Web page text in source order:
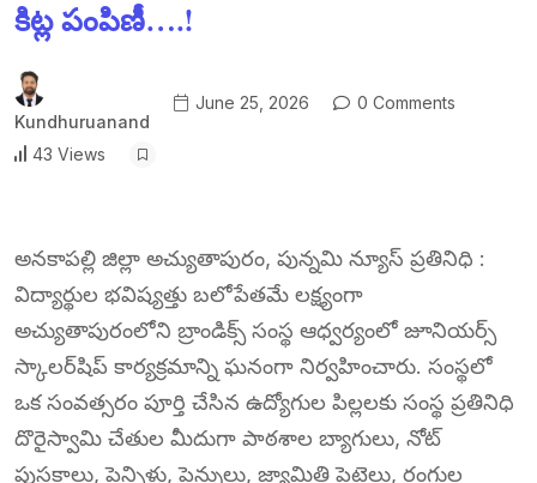
కిట్ల పంపిణీ….!
Kundhuruanand
June 25, 2026 0 Comments
43 Views
అనకాపల్లి జిల్లా అచ్యుతాపురం, పున్నమి న్యూస్ ప్రతినిధి :
విద్యార్థుల భవిష్యత్తు బలోపేతమే లక్ష్యంగా
అచ్యుతాపురంలోని బ్రాండిక్స్ సంస్థ ఆధ్వర్యంలో జూనియర్స్
స్కాలర్‌షిప్ కార్యక్రమాన్ని ఘనంగా నిర్వహించారు. సంస్థలో
ఒక సంవత్సరం పూర్తి చేసిన ఉద్యోగుల పిల్లలకు సంస్థ ప్రతినిధి
దొరైస్వామి చేతుల మీదుగా పాఠశాల బ్యాగులు, నోట్
పుస్తకాలు, పెన్సిళ్లు, పెన్నులు, జ్యామితి పెట్టెలు, రంగుల